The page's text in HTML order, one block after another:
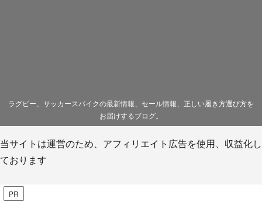
ラグビー、サッカースパイクの最新情報、セール情報、正しい履き方選び方を
お届けするブログ。
当サイトは運営のため、アフィリエイト広告を使用、収益化し
ております
PR